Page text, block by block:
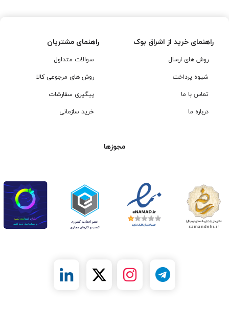
راهنمای خرید از اشراق بوک
روش های ارسال
شیوه پرداخت
تماس با ما
درباره ما
راهنمای مشتریان
سوالات متداول
روش های مرجوعی کالا
پیگیری سفارشات
خرید سازمانی
مجوزها